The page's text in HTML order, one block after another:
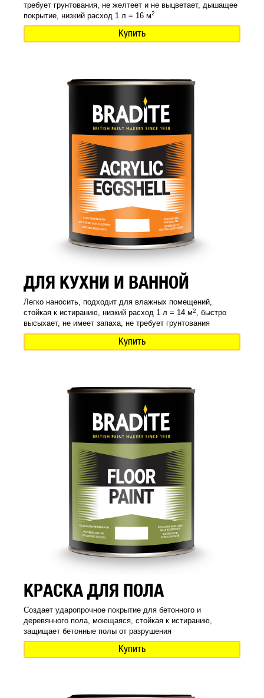
требует грунтования, не желтеет и не выцветает, дышащее
покрытие, низкий расход 1 л = 16 м2
Купить
ДЛЯ КУХНИ И ВАННОЙ
Легко наносить, подходит для влажных помещений,
стойкая к истиранию, низкий расход 1 л = 14 м2, быстро
высыхает, не имеет запаха, не требует грунтования
Купить
КРАСКА ДЛЯ ПОЛА
Создает ударопрочное покрытие для бетонного и
деревянного пола, моющаяся, стойкая к истиранию,
защищает бетонные полы от разрушения
Купить